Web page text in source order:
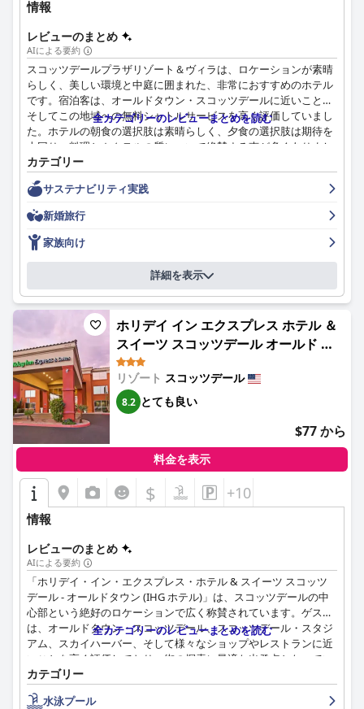
情報
レビューのまとめ
AIによる要約
スコッツデールプラザリゾート＆ヴィラは、ロケーションが素晴
らしく、美しい環境と中庭に囲まれた、非常におすすめのホテル
です。宿泊客は、オールドタウン・スコッツデールに近いこと、
そしてこの地域への無料シャトルサービスを高く評価していまし
た。ホテルの朝食の選択肢は素晴らしく、夕食の選択肢は期待を
上回り、料理とカクテルの質について絶賛する声が多くありまし
た。客室は概して整頓されていて広々としており、スタッフは卓
越した顧客サービスと温かい雰囲気を提供し、申し分のない対応
でした。プールエリアは素晴らしく、手入れの行き届いたクリス
タルクリアなプールが複数あり、ホテルは子供向けの楽しいアク
ティビティを提供する、家族連れに最適な場所でした。ベッドは
快適で、ほとんどの宿泊客が滞在のハイライトの1つであると感
じていました。全体として、宿泊客は滞在に非常に満足してお
り、この場所を選んで良かったと思っています。
全カテゴリーのレビューまとめを読む
カテゴリー
サステナビリティ実践
新婚旅行
家族向け
詳細を表示
ホリデイ イン エクスプレス ホテル ＆
スイーツ スコッツデール オールド タ
ウン (Home2 Suites by Hilton
Scottsdale Old Town)
リゾート スコッツデール
8.2 とても良い
$77 から
料金を表示
$ +10
情報
レビューのまとめ
AIによる要約
「ホリデイ・イン・エクスプレス・ホテル & スイーツ スコッツ
デール - オールドタウン (IHG ホテル)」は、スコッツデールの中
心部という絶好のロケーションで広く称賛されています。ゲスト
は、オールドタウン・スコッツデール、スコッツデール・スタジ
アム、スカイハーバー、そして様々なショップやレストランに近
いことを高く評価しており、街の探索に最適な出発点となってい
ます。広々として清潔な客室も、ゲストのエクスペリエンスをさ
らに向上させています。
全カテゴリーのレビューまとめを読む
カテゴリー
水泳プール